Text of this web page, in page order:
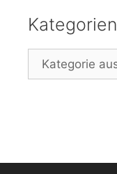
Kategorien
Kategorien